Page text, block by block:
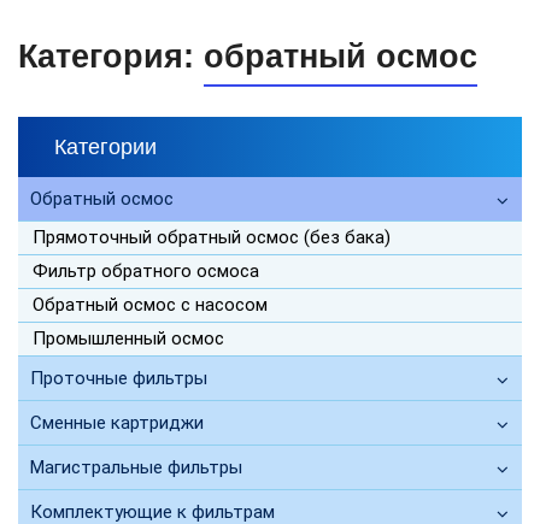
Категория: обратный осмос
Категории
Обратный осмос
Прямоточный обратный осмос (без бака)
Фильтр обратного осмоса
Обратный осмос с насосом
Промышленный осмос
Проточные фильтры
Сменные картриджи
Магистральные фильтры
Комплектующие к фильтрам